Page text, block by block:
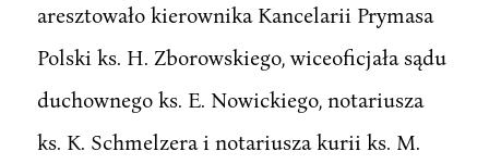
aresztowało kierownika Kancelarii Prymasa
Polski ks. H. Zborowskiego, wiceoficjała sądu
duchownego ks. E. Nowickiego, notariusza
ks. K. Schmelzera i notariusza kurii ks. M.